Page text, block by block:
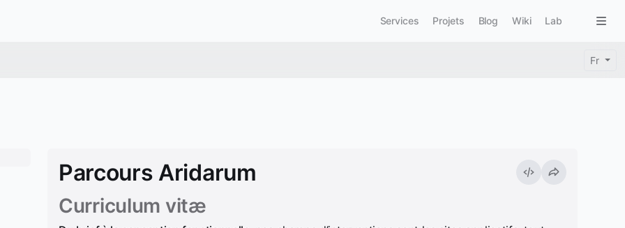
Main navigation
Services Projets Blog Wiki Lab
Fr
Parcours Aridarum
Curriculum vitæ